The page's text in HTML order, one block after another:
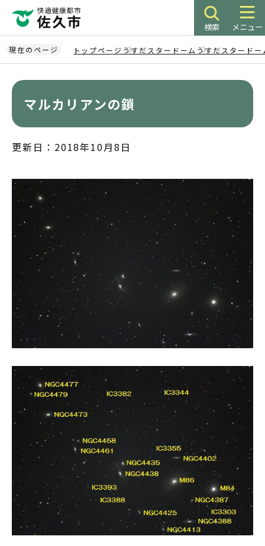
ペ
ー
ジ
検索 メニュー
現在のページ トップページ うすだスタードーム うすだスタード
マルカリアンの鎖
更新日：2018年10月8日